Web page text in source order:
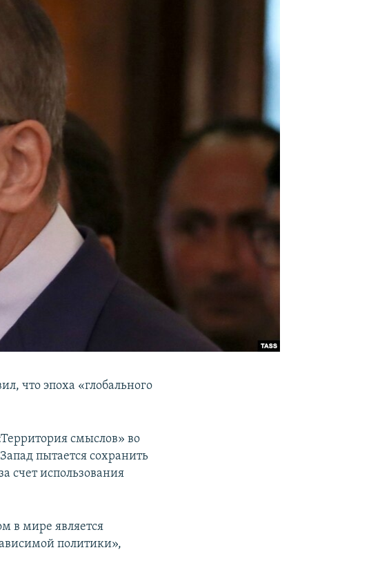
что эпоха «глобального
смыслов» во
пытается сохранить
счет использования
в мире является
политики»,